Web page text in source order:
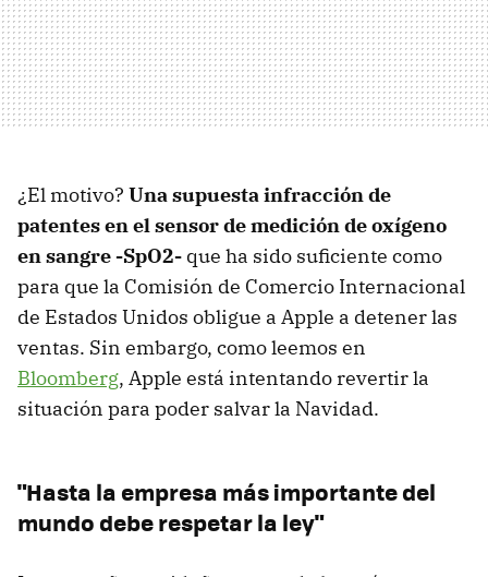
¿El motivo? Una supuesta infracción de
patentes en el sensor de medición de oxígeno
en sangre -SpO2- que ha sido suficiente como
para que la Comisión de Comercio Internacional
de Estados Unidos obligue a Apple a detener las
ventas. Sin embargo, como leemos en
Bloomberg, Apple está intentando revertir la
situación para poder salvar la Navidad.
"Hasta la empresa más importante del
mundo debe respetar la ley"